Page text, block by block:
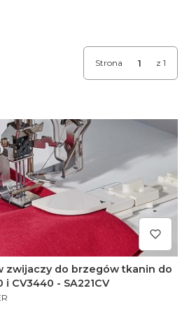
Strona z 1
zwijaczy do brzegów tkanin do
i CV3440 - SA221CV